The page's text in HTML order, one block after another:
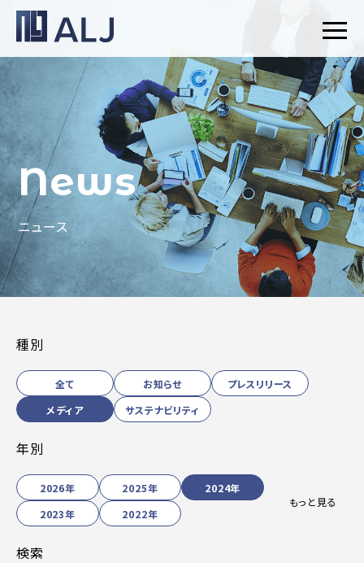
News
ニュース
種別
全て お知らせ
プレスリリース
メディア
サステナビリティ
年別
2026年 2025年
2024年
2023年
2022年
もっと見る
検索